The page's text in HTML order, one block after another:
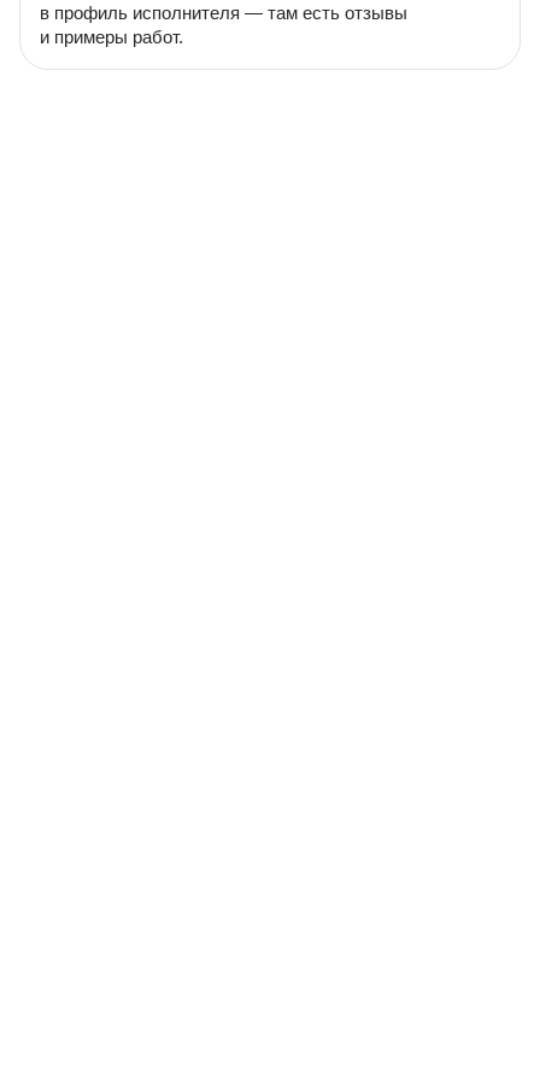
в профиль исполнителя — там есть отзывы
и примеры работ.